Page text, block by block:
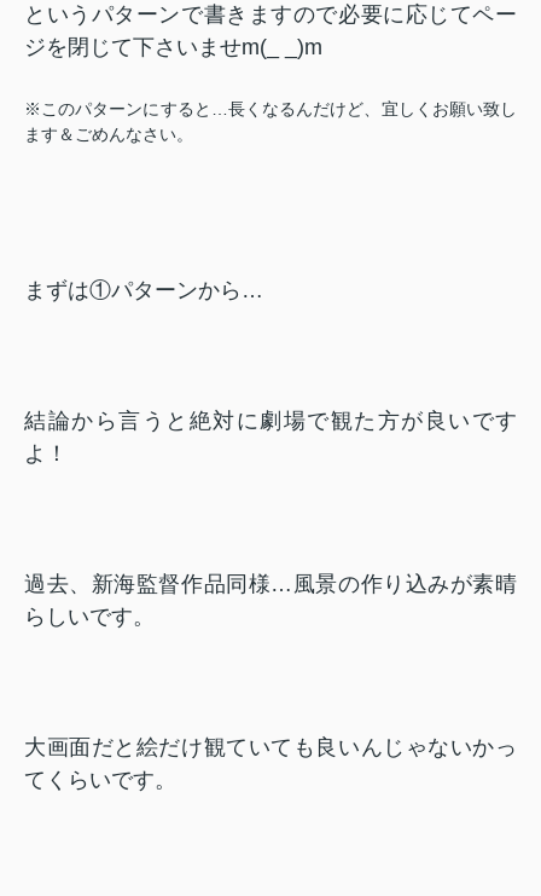
というパターンで書きますので必要に応じてペー
ジを閉じて下さいませm(_ _)m
※このパターンにすると…長くなるんだけど、宜しくお願い致し
ます＆ごめんなさい。
まずは①パターンから…
結論から言う と絶対に劇場で観た方が良いです
よ！
過去、新海監督作品同様…風景の作り込みが素晴
らしいです。
大画面だと絵だけ観ていても良いんじゃないかっ
てくらいです。